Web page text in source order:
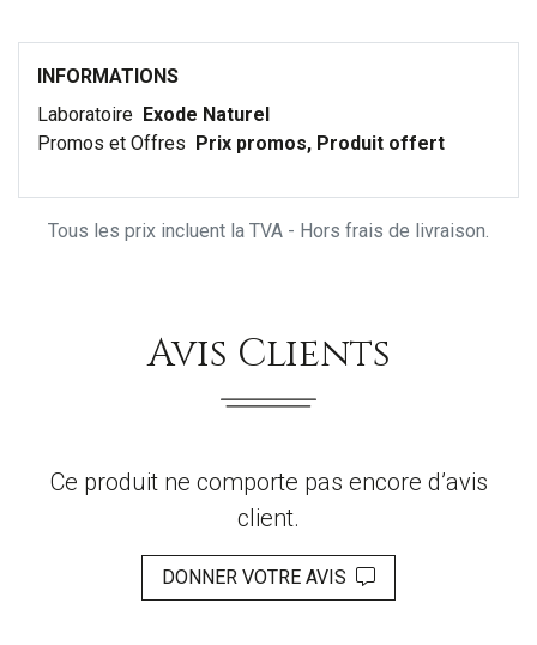
INFORMATIONS
Laboratoire Exode Naturel
Promos et Offres
Prix promos, Produit offert
Tous les prix incluent la TVA - Hors frais de livraison.
Avis Clients
Ce produit ne comporte pas encore d’avis
client.
DONNER VOTRE AVIS